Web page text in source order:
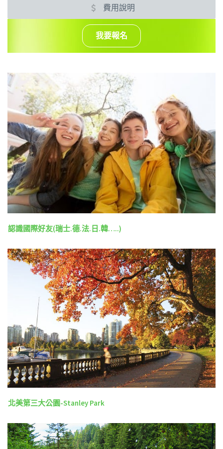
費用說明
我要報名
認識國際好友(瑞士.德.法.日.韓…..)
北美第三大公園-Stanley Park